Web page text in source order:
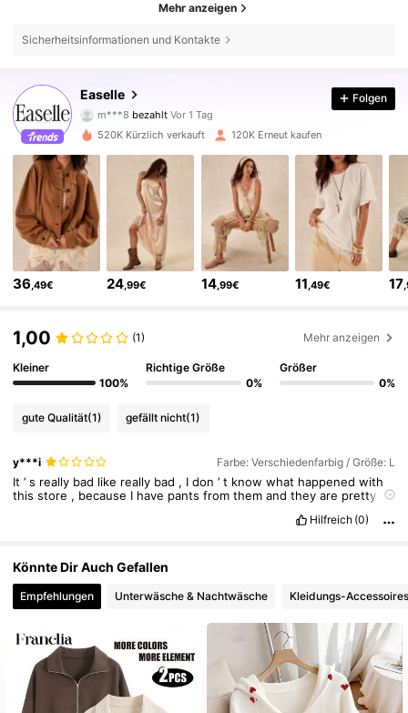
Mehr anzeigen
Sicherheitsinformationen und Kontakte
Easelle
4,78
m***8 bezahlt
m***listVor 30 Minuten
253K Follower
253K Follower
253K Follower
253K Follower
4,78 253K Follower
4,78 253K Follower
4,78 253K Follower
4,78 253K Follower
Folgen
520K Kürzlich verkauft 120K Erneut kaufen
36 ,49€ 24 ,99€ 14,99€ 11 ,49€ 17
1,00 (1) Mehr anzeigen
Kleiner
100%
Richtige Größe
0%
Größer
0%
gute Qualität(1) gefällt nicht(1)
y***i Farbe: Verschiedenfarbig / Größe: L
It’s really bad like really bad , Idon’t knowwhat happenedwith
thisstore , because I have pantsfromthemandtheyare pretty
disappointed.
Hilfreich (0)
Könnte Dir Auch Gefallen
Empfehlungen Unterwäsche & Nachtwäsche Kleidungs-Accessoires